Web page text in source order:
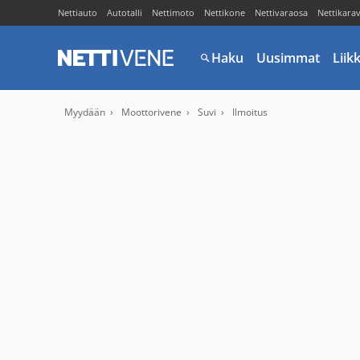
Nettiauto Autotalli Nettimoto Nettikone Nettivaraosa
Haku Uusimmat
Myydään Moottorivene Suvi Ilmoitus